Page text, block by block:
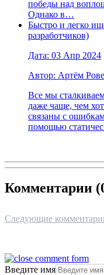
победы над
Однако в…
Быстро и легко
разработчиков)
Дата: 03 Апр 2024
Автор: Артём
Все мы
даже чаще, чем
связаны с
помощью
Комментарии (
Следующие
Введите имя